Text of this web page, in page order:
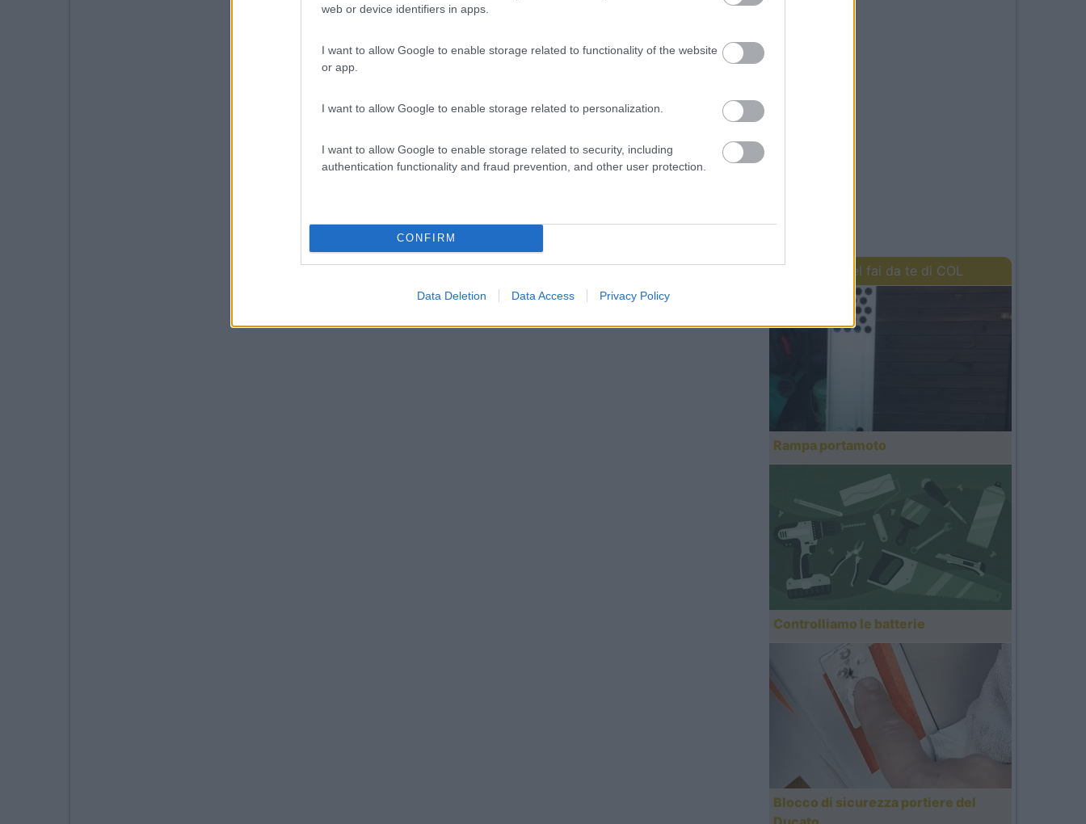
web or device identifiers in apps.
I want to allow Google to enable storage related to functionality of the website
or app.
I want to allow Google to enable storage related to personalization.
I want to allow Google to enable storage related to security, including
authentication functionality and fraud prevention, and other user protection.
CONFIRM
Data Deletion Data Access Privacy Policy
I lavori del fai da te di COL
Rampa portamoto
Controlliamo le batterie
Blocco di sicurezza portiere del